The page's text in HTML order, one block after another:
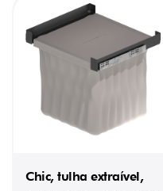
Chic, tulha extraível,